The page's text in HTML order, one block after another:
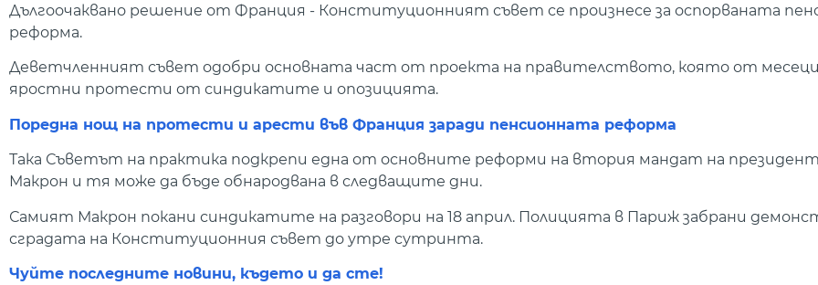
Дългоочаквано решение от Франция - Конституционният съвет се произнесе за оспорваната
реформа.
Деветчленният съвет одобри основната част от проекта на правителството, която от месеци
яростни протести от синдикатите и опозицията.
Поредна нощ на протести и арести във Франция заради пенсионната реформа
Така Съветът на практика подкрепи една от основните реформи на втория мандат на
Макрон и тя може да бъде обнародвана в следващите дни.
Самият Макрон покани синдикатите на разговори на 18 април. Полицията в Париж забрани
сградата на Конституционния съвет до утре сутринта.
Чуйте последните новини, където и да сте!